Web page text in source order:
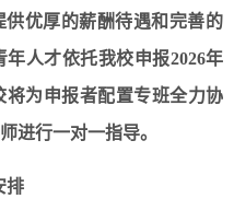
供优厚的薪酬待遇和完善的
人才依托我校申报2026年
为申报者配置专班全力协
进行一对一指导。
排